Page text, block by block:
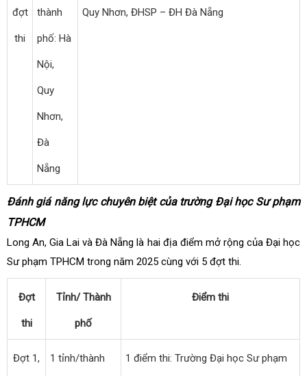
đợt
thi
thành
phố: Hà
Nội,
Quy
Nhơn,
Đà
Nẵng
Quy Nhơn, ĐHSP – ĐH Đà Nẵng
Đánh giá năng lực chuyên biệt của trường Đại học Sư phạm
TPHCM
Long An, Gia Lai và Đà Nẵng là hai địa điểm mở rộng của Đại học
Sư phạm TPHCM trong năm 2025 cùng với 5 đợt thi.
Đợt
thi
Tỉnh/ Thành
phố
Điểm thi
Đợt 1, 1 tỉnh/thành 1 điểm thi: Trường Đại học Sư phạm